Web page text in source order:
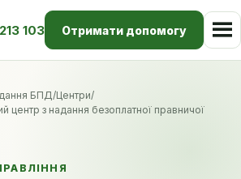
103 Отримати допомогу
БПД/Центри/
центр з надання безоплатної правничої